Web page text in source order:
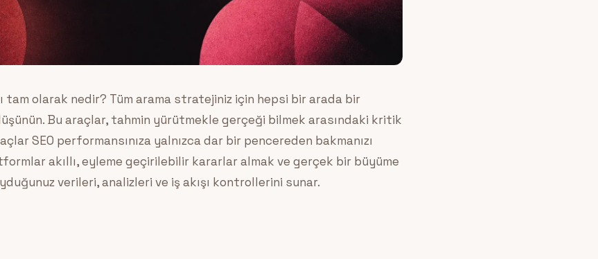
tam olarak nedir? Tüm arama stratejiniz için hepsi bir arada bir
Bu araçlar, tahmin yürütmekle gerçeği bilmek arasındaki kritik
SEO performansınıza yalnızca dar bir pencereden bakmanızı
akıllı, eyleme geçirilebilir kararlar almak ve gerçek bir büyüme
verileri, analizleri ve iş akışı kontrollerini sunar.